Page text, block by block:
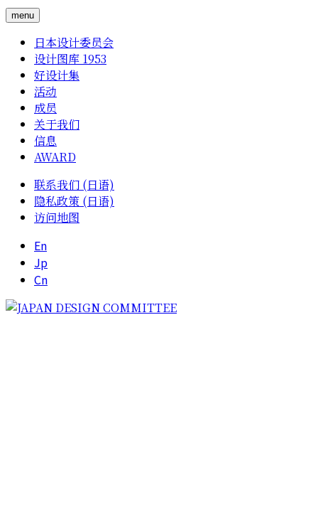
menu
日本设计委员会
设计图库 1953
好设计集
活动
成员
关于我们
信息
AWARD
联系我们 (日语)
隐私政策 (日语)
访问地图
En
Jp
Cn